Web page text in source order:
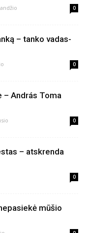
0
– tanko vadas-
0
– András Toma
0
– atskrenda
0
mūšio